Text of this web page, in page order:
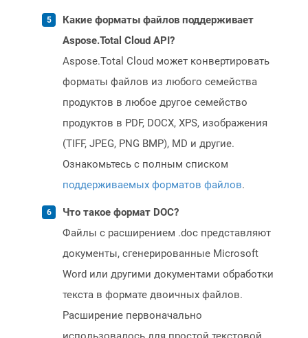
Какие форматы файлов поддерживает
Aspose.Total Cloud API?
Aspose.Total Cloud может конвертировать
форматы файлов из любого семейства
продуктов в любое другое семейство
продуктов в PDF, DOCX, XPS, изображения
(TIFF, JPEG, PNG BMP), MD и другие.
Ознакомьтесь с полным списком
поддерживаемых форматов файлов.
Что такое формат DOC?
Файлы с расширением .doc представляют
документы, сгенерированные Microsoft
Word или другими документами обработки
текста в формате двоичных файлов.
Расширение первоначально